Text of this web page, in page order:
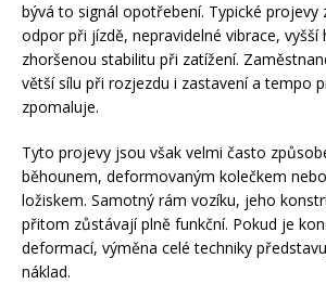
bývá to signál opotřebení. Typické projevy
odpor při jízdě, nepravidelné vibrace, vyšší
zhoršenou stabilitu při zatížení.
větší sílu při rozjezdu i zastavení a tempo
zpomaluje.
Tyto projevy jsou však velmi často
běhounem, deformovaným kolečkem
ložiskem. Samotný rám vozíku, jeho
přitom zůstávají plně funkční. Pokud je
deformací, výměna celé techniky
náklad.